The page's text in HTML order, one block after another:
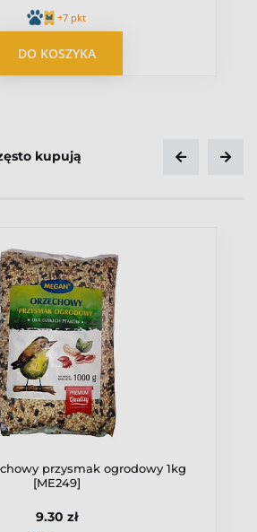
+7 pkt
DO KOSZYKA
kupują
przysmak ogrodowy 1kg
[ME249]
9.30 zł